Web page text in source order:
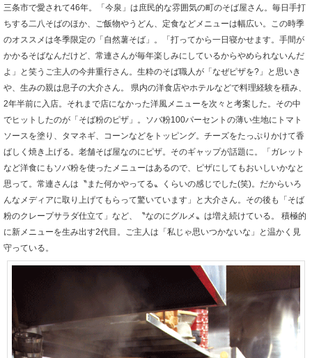
三条市で愛されて46年。「今泉」は庶民的な雰囲気の町のそば屋さん。毎日手打
ちする二八そばのほか、ご飯物やうどん、定食などメニューは幅広い。この時季
のオススメは冬季限定の「自然薯そば」。「打ってから一日寝かせます。手間が
かかるそばなんだけど、常連さんが毎年楽しみにしているからやめられないんだ
よ」と笑うご主人の今井重行さん。生粋のそば職人が「なぜピザを?」と思いき
や、生みの親は息子の大介さん。 県内の洋食店やホテルなどで料理経験を積み、
2年半前に入店。それまで店になかった洋風メニューを次々と考案した。その中
でヒットしたのが「そば粉のピザ」。ソバ粉100パーセントの薄い生地にトマト
ソースを塗り、タマネギ、コーンなどをトッピング。チーズをたっぷりかけて香
ばしく焼き上げる。老舗そば屋なのにピザ。そのギャップが話題に。「ガレット
など洋食にもソバ粉を使ったメニューはあるので、ピザにしてもおいしいかなと
思って。常連さんは〝また何かやってる〟くらいの感じでした(笑)。だからいろ
んなメディアに取り上げてもらって驚いています」と大介さん。その後も「そば
粉のクレープサラダ仕立て」など、〝なのにグルメ〟は増え続けている。 積極的
に新メニューを生み出す2代目。ご主人は「私じゃ思いつかないな」と温かく見
守っている。